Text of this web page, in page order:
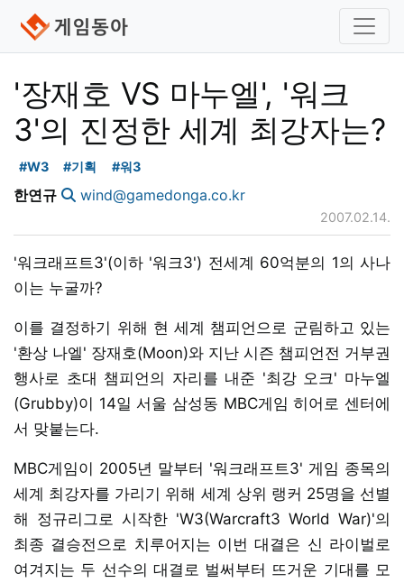
'장재호 VS 마누엘', '워크
3'의 진정한 세계 최강자는?
#W3 #기획 #워3
한연규 wind@gamedonga.co.kr
2007.02.14.
'워크래프트3'(이하 '워크3') 전세계 60억분의 1의 사나
이는 누굴까?
이를 결정하기 위해 현 세계 챔피언으로 군림하고 있는
'환상 나엘' 장재호(Moon)와 지난 시즌 챔피언전 거부권
행사로 초대 챔피언의 자리를 내준 '최강 오크' 마누엘
(Grubby)이 14일 서울 삼성동 MBC게임 히어로 센터에
서 맞붙는다.
MBC게임이 2005년 말부터 '워크래프트3' 게임 종목의
세계 최강자를 가리기 위해 세계 상위 랭커 25명을 선별
해 정규리그로 시작한 'W3(Warcraft3 World War)'의
최종 결승전으로 치루어지는 이번 대결은 신 라이벌로
여겨지는 두 선수의 대결로 벌써부터 뜨거운 기대를 모